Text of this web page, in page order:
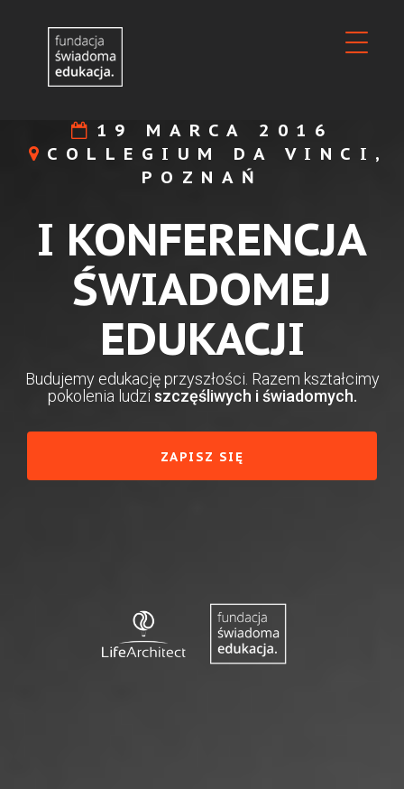
19 MARCA 2016
COLLEGIUM DA VINCI,
POZNAŃ
I KONFERENCJA
ŚWIADOMEJ
EDUKACJI
Budujemy edukację przyszłości. Razem kształcimy
pokolenia ludzi szczęśliwych i świadomych.
ZAPISZ SIĘ